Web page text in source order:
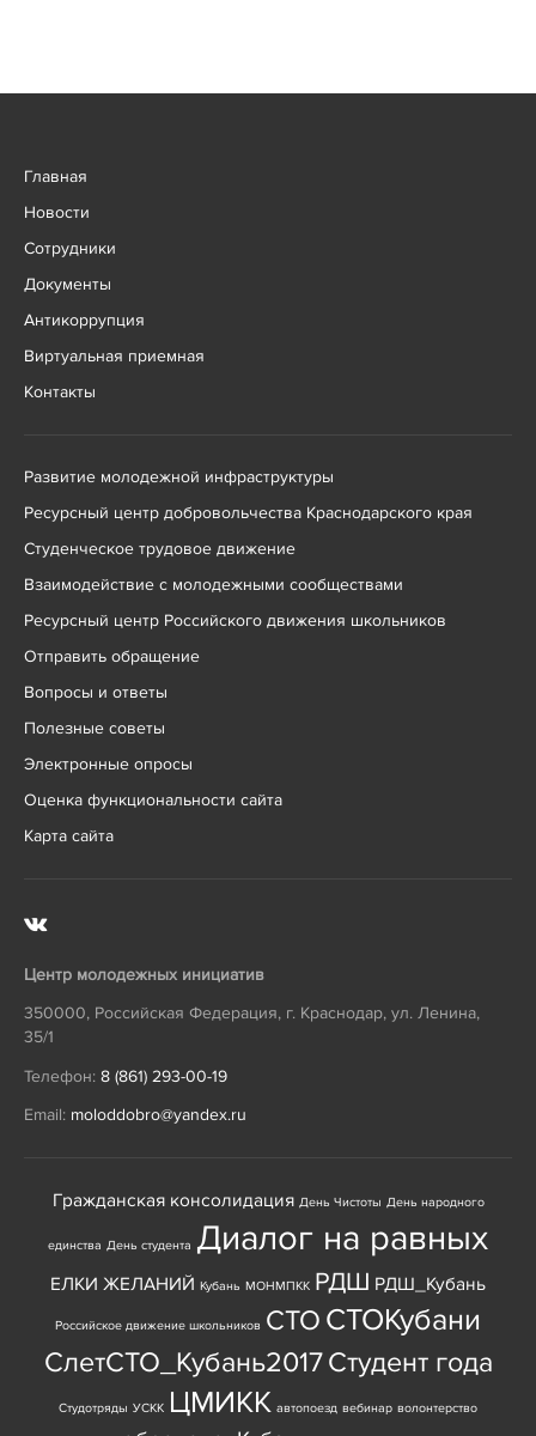
Главная
Новости
Сотрудники
Документы
Антикоррупция
Виртуальная приемная
Контакты
Развитие молодежной инфраструктуры
Ресурсный центр добровольчества Краснодарского края
Студенческое трудовое движение
Взаимодействие с молодежными сообществами
Ресурсный центр Российского движения школьников
Отправить обращение
Вопросы и ответы
Полезные советы
Электронные опросы
Оценка функциональности сайта
Карта сайта
Центр молодежных инициатив
350000, Российская Федерация, г. Краснодар, ул. Ленина,
35/1
Телефон: 8 (861) 293-00-19
Email: moloddobro@yandex.ru
Гражданская консолидация День Чистоты День народного
единства День студента Диалог на равных
ЕЛКИ ЖЕЛАНИЙ Кубань МОНМПКК РДШ РДШ_Кубань
Российское движение школьников СТО СТОКубани
СлетСТО_Кубань2017Студент года
Студотряды УСКК ЦМИКК автопоезд вебинар волонтерство